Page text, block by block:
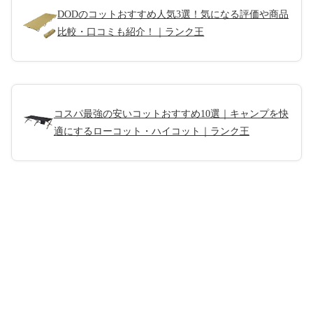
DODのコットおすすめ人気3選！気になる評価や商品
比較・口コミも紹介！｜ランク王
コスパ最強の安いコットおすすめ10選｜キャンプを快
適にするローコット・ハイコット｜ランク王